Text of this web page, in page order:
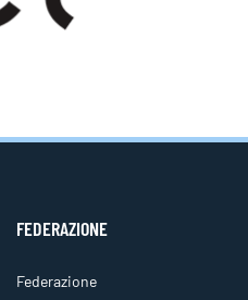
FEDERAZIONE
Federazione